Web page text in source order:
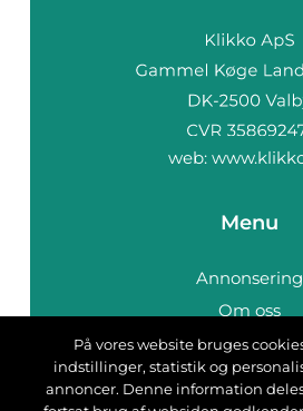
web:
Menu
Annonsering
Om oss
Cookies
Kontakta oss
Sitemap
På vores website bruges
indstillinger, statistik og
annoncer. Denne information